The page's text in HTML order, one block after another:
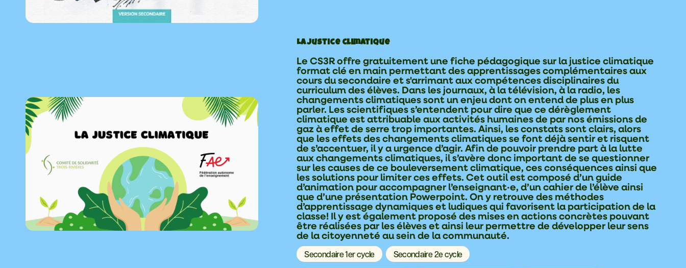
La justice climatique
Le CS3R offre gratuitement une fiche pédagogique sur la justice climatique
format clé en main permettant des apprentissages complémentaires aux
cours du secondaire et s'arrimant aux compétences disciplinaires du
curriculum des élèves. Dans les journaux, à la télévision, à la radio, les
changements climatiques sont un enjeu dont on entend de plus en plus
parler. Les scientifiques s’entendent pour dire que ce dérèglement
climatique est attribuable aux activités humaines de par nos émissions de
gaz à effet de serre trop importantes. Ainsi, les constats sont clairs, alors
que les effets des changements climatiques se font déjà sentir et risquent
de s’accentuer, il y a urgence d’agir. Afin de pouvoir prendre part à la lutte
aux changements climatiques, il s’avère donc important de se questionner
sur les causes de ce bouleversement climatique, ces conséquences ainsi que
les solutions pour limiter ces effets. Cet outil est composé d’un guide
d’animation pour accompagner l’enseignant·e, d’un cahier de l’élève ainsi
que d’une présentation Powerpoint. On y retrouve des méthodes
d’apprentissage dynamiques et ludiques qui favorisent la participation de la
classe! Il y est également proposé des mises en actions concrètes pouvant
être réalisées par les élèves et ainsi leur permettre de développer leur sens
de la citoyenneté au sein de la communauté.
Secondaire 1er cycle Secondaire 2e cycle